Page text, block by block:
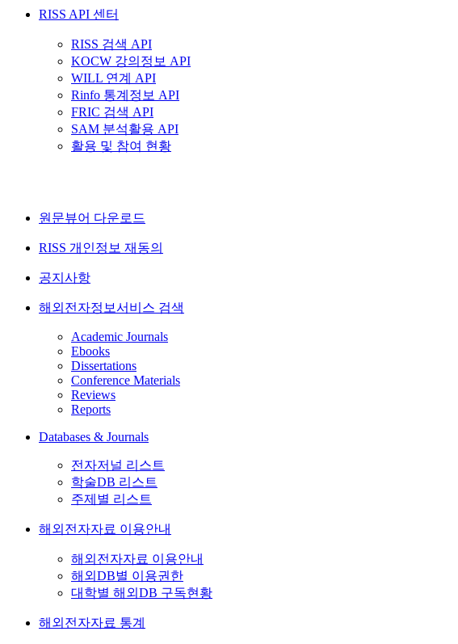
RISS API 센터
RISS 검색 API
KOCW 강의정보 API
WILL 연계 API
Rinfo 통계정보 API
FRIC 검색 API
SAM 분석활용 API
활용 및 참여 현황
원문뷰어 다운로드
RISS 개인정보 재동의
공지사항
해외전자정보서비스 검색
Academic Journals
Ebooks
Dissertations
Conference Materials
Reviews
Reports
Databases & Journals
전자저널 리스트
학술DB 리스트
주제별 리스트
해외전자자료 이용안내
해외전자자료 이용안내
해외DB별 이용권한
대학별 해외DB 구독현황
해외전자자료 통계